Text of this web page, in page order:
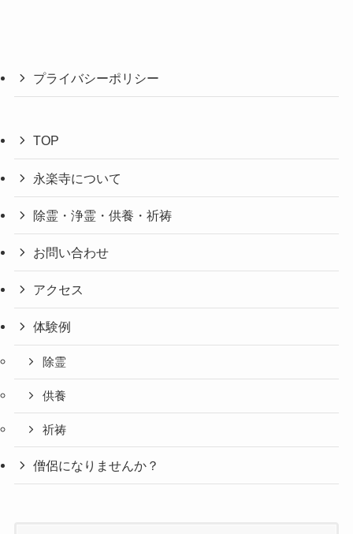
プライバシーポリシー
TOP
永楽寺について
除霊・浄霊・供養・祈祷
お問い合わせ
アクセス
体験例
除霊
供養
祈祷
僧侶になりませんか？